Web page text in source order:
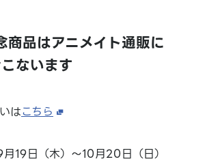
品はアニメイト通販に
ないます
はこちら
19日（木）～10月20日（日）